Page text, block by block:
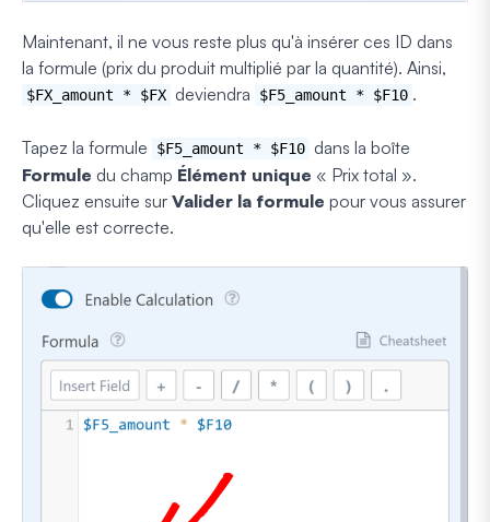
Maintenant, il ne vous reste plus qu'à insérer ces ID dans
la formule (prix du produit multiplié par la quantité). Ainsi,
$FX_amount * $FX deviendra $F5_amount * $F10 .
Tapez la formule $F5_amount * $F10 dans la boîte
Formule du champ Élément unique « Prix total ».
Cliquez ensuite sur Valider la formule pour vous assurer
qu'elle est correcte.